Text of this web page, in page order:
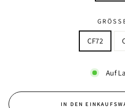
CF72
Auf
IN DEN